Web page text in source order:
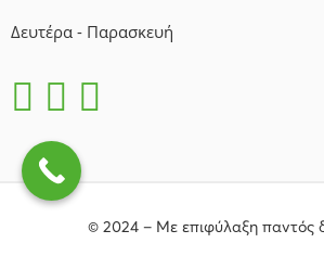
Δευτέρα - Παρασκευή
© 2024 – Με επιφύλαξη παντός